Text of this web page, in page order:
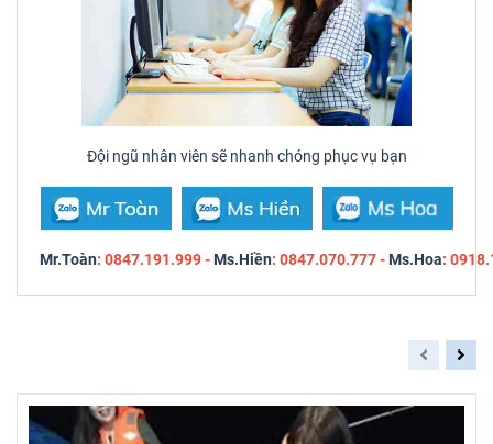
Đội ngũ nhân viên sẽ nhanh chóng phục vụ bạn
Mr.Toàn: 0847.191.999 -Ms.Hiền: 0847.070.777 -Ms.Hoa: